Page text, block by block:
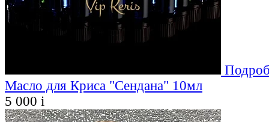
Масло для Криса "Сендана" 10мл
5 000 i